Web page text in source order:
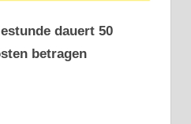
dauert 50
betragen